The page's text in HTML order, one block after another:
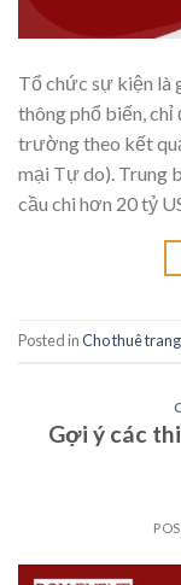
Tổ chức sự kiện là
thông phổ biến, chỉ
trường theo kết
mại Tự do). Trung
cầu chi hơn 20 tỷ
Posted inCho thuê
Gợi ý các